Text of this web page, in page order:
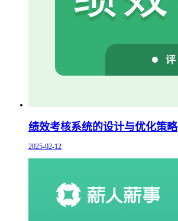
绩效考核系统的设计与优化策略
2025-02-12